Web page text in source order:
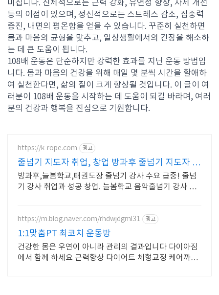
미칩니다. 신체적으로는 근력 강화, 유연성 향상, 자세 개선
등의 이점이 있으며, 정신적으로는 스트레스 감소, 집중력
증진, 내면의 평온함을 얻을 수 있습니다. 꾸준히 실천하면
몸과 마음의 균형을 맞추고, 일상생활에서의 긴장을 해소하
는 데 큰 도움이 됩니다.
108배 운동은 단순하지만 강력한 효과를 지닌 운동 방법입
니다. 몸과 마음의 건강을 위해 매일 몇 분씩 시간을 할애하
여 실천한다면, 삶의 질이 크게 향상될 것입니다. 이 글이 여
러분이 108배 운동을 시작하는 데 도움이 되길 바라며, 여러
분의 건강과 행복을 진심으로 기원합니다.
https://k-rope.com 광고
줄넘기 지도자 취업, 창업 방과후 줄넘기 지도자 양
성
방과후,늘봄학교,태권도장 줄넘기 강사 수요 급중! 줄넘
기 강사 취업과 성공 창업. 늘봄학교 음악줄넘기 강사 자
https://m.blog.naver.com/rhdwjdgml31 광고
1:1맞춤PT 최코치 운동방
건강한 몸은 우연이 아니라 관리의 결과입니다 다이아짐
에서 함께 하세요 근력향상 다이어트 체형교정 케어까지